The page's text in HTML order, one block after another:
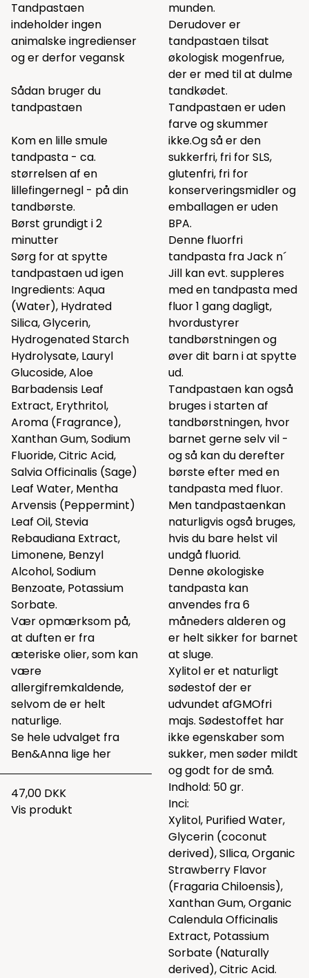
Tandpastaen
indeholder ingen
animalske ingredienser
og er derfor vegansk
Sådan bruger du
tandpastaen
Kom en lille smule
tandpasta - ca.
størrelsen af en
lillefingernegl - på din
tandbørste.
Børst grundigt i 2
minutter
Sørg for at spytte
tandpastaen ud igen
Ingredients: Aqua
(Water), Hydrated
Silica, Glycerin,
Hydrogenated Starch
Hydrolysate, Lauryl
Glucoside, Aloe
Barbadensis Leaf
Extract, Erythritol,
Aroma (Fragrance),
Xanthan Gum, Sodium
Fluoride, Citric Acid,
Salvia Officinalis (Sage)
Leaf Water, Mentha
Arvensis (Peppermint)
Leaf Oil, Stevia
Rebaudiana Extract,
Limonene, Benzyl
Alcohol, Sodium
Benzoate, Potassium
Sorbate.
Vær opmærksom på,
at duften er fra
æteriske olier, som kan
være
allergifremkaldende,
selvom de er helt
naturlige.
Se hele udvalget fra
Ben&Anna lige her
47,00 DKK
Vis produkt
munden.
Derudover er
tandpastaen tilsat
økologisk mogenfrue,
der er med til at dulme
tandkødet.
Tandpastaen er uden
farve og skummer
ikke.Og så er den
sukkerfri, fri for SLS,
glutenfri, fri for
konserveringsmidler og
emballagen er uden
BPA.
Denne fluorfri
tandpasta fra Jack n´
Jill kan evt. suppleres
med en tandpasta med
fluor 1 gang dagligt,
hvordustyrer
tandbørstningen og
øver dit barn i at spytte
ud.
Tandpastaen kan også
bruges i starten af
tandbørstningen, hvor
barnet gerne selv vil -
og så kan du derefter
børste efter med en
tandpasta med fluor.
Men tandpastaenkan
naturligvis også bruges,
hvis du bare helst vil
undgå fluorid.
Denne økologiske
tandpasta kan
anvendes fra 6
måneders alderen og
er helt sikker for barnet
at sluge.
Xylitol er et naturligt
sødestof der er
udvundet afGMOfri
majs. Sødestoffet har
ikke egenskaber som
sukker, men søder mildt
og godt for de små.
Indhold: 50 gr.
Inci:
Xylitol, Purified Water,
Glycerin (coconut
derived), SIlica, Organic
Strawberry Flavor
(Fragaria Chiloensis),
Xanthan Gum, Organic
Calendula Officinalis
Extract, Potassium
Sorbate (Naturally
derived), Citric Acid.